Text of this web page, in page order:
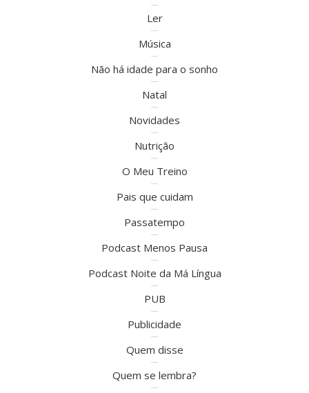
Ler
Música
Não há idade para o sonho
Natal
Novidades
Nutrição
O Meu Treino
Pais que cuidam
Passatempo
Podcast Menos Pausa
Podcast Noite da Má Língua
PUB
Publicidade
Quem disse
Quem se lembra?